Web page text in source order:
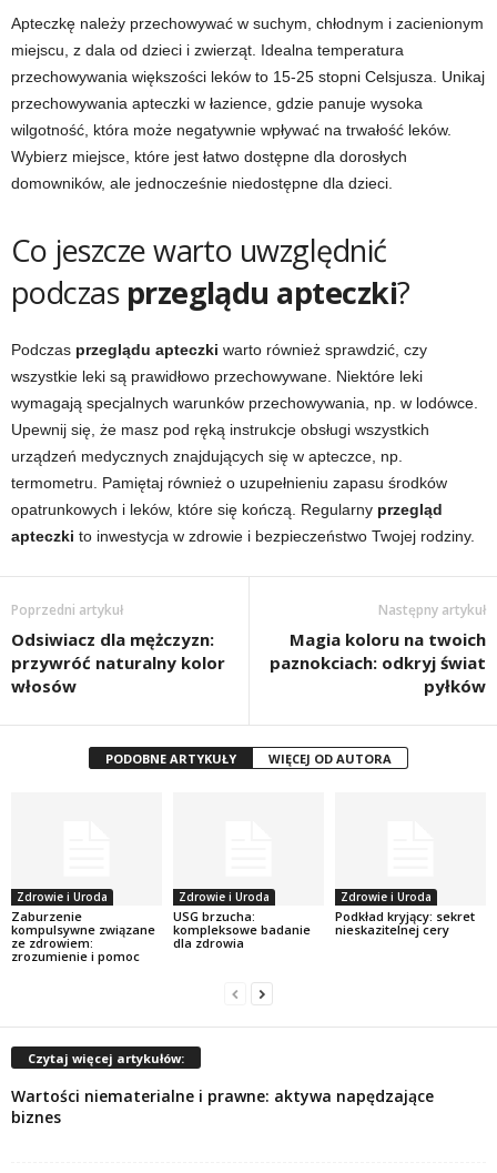
Apteczkę należy przechowywać w suchym, chłodnym i zacienionym
miejscu, z dala od dzieci i zwierząt. Idealna temperatura
przechowywania większości leków to 15-25 stopni Celsjusza. Unikaj
przechowywania apteczki w łazience, gdzie panuje wysoka
wilgotność, która może negatywnie wpływać na trwałość leków.
Wybierz miejsce, które jest łatwo dostępne dla dorosłych
domowników, ale jednocześnie niedostępne dla dzieci.
Co jeszcze warto uwzględnić
podczas przeglądu apteczki?
Podczas przeglądu apteczki warto również sprawdzić, czy
wszystkie leki są prawidłowo przechowywane. Niektóre leki
wymagają specjalnych warunków przechowywania, np. w lodówce.
Upewnij się, że masz pod ręką instrukcje obsługi wszystkich
urządzeń medycznych znajdujących się w apteczce, np.
termometru. Pamiętaj również o uzupełnieniu zapasu środków
opatrunkowych i leków, które się kończą. Regularny przegląd
apteczki to inwestycja w zdrowie i bezpieczeństwo Twojej rodziny.
Poprzedni artykuł
Odsiwiacz dla mężczyzn:
przywróć naturalny kolor
włosów
Następny artykuł
Magia koloru na twoich
paznokciach: odkryj świat
pyłków
PODOBNE ARTYKUŁY WIĘCEJ OD AUTORA
Zdrowie i Uroda
Zaburzenie
kompulsywne związane
ze zdrowiem:
zrozumienie i pomoc
Zdrowie i Uroda
USG brzucha:
kompleksowe badanie
dla zdrowia
Zdrowie i Uroda
Podkład kryjący: sekret
nieskazitelnej cery
Czytaj więcej artykułów:
Wartości niematerialne i prawne: aktywa napędzające
biznes